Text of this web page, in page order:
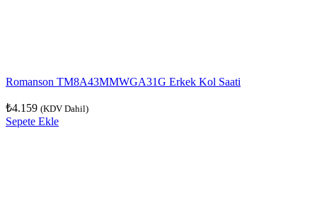
Romanson TM8A43MMWGA31G Erkek Kol Saati
₺4.159 (KDV Dahil)
Sepete Ekle